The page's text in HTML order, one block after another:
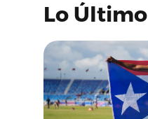
Lo Último